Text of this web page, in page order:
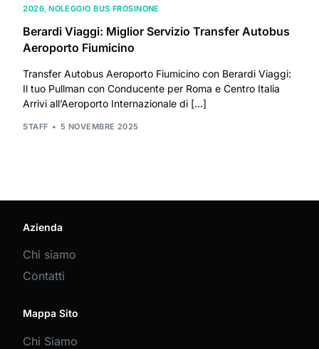
2026,NOLEGGIO BUS FROSINONE
Berardi Viaggi: Miglior Servizio Transfer Autobus
Aeroporto Fiumicino
Transfer Autobus Aeroporto Fiumicino con Berardi Viaggi:
Il tuo Pullman con Conducente per Roma e Centro Italia
Arrivi all’Aeroporto Internazionale di […]
STAFF 5 NOVEMBRE 2025
Azienda
Chi siamo
Contatti
Mappa Sito
Chi Siamo